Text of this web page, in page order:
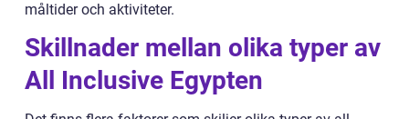
måltider och aktiviteter.
Skillnader mellan olika typer av
All Inclusive Egypten